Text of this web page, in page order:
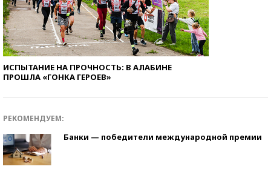
ИСПЫТАНИЕ НА ПРОЧНОСТЬ: В АЛАБИНЕ
ПРОШЛА «ГОНКА ГЕРОЕВ»
РЕКОМЕНДУЕМ:
Банки — победители международной премии